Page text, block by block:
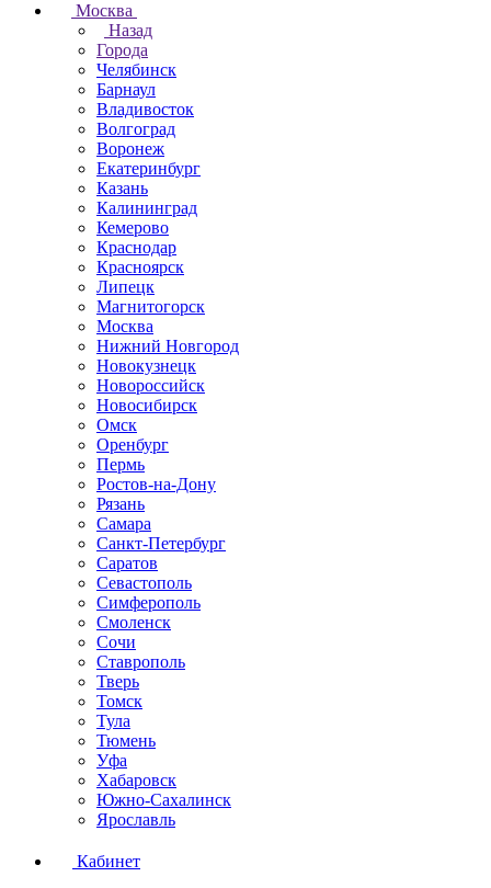
Москва
Назад
Города
Челябинск
Барнаул
Владивосток
Волгоград
Воронеж
Екатеринбург
Казань
Калининград
Кемерово
Краснодар
Красноярск
Липецк
Магнитогорск
Москва
Нижний Новгород
Новокузнецк
Новороссийск
Новосибирск
Омск
Оренбург
Пермь
Ростов-на-Дону
Рязань
Самара
Санкт-Петербург
Саратов
Севастополь
Симферополь
Смоленск
Сочи
Ставрополь
Тверь
Томск
Тула
Тюмень
Уфа
Хабаровск
Южно-Сахалинск
Ярославль
Кабинет